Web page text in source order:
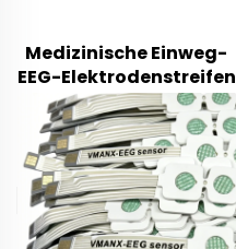
Medizinische Einweg-
EEG-Elektrodenstreifen